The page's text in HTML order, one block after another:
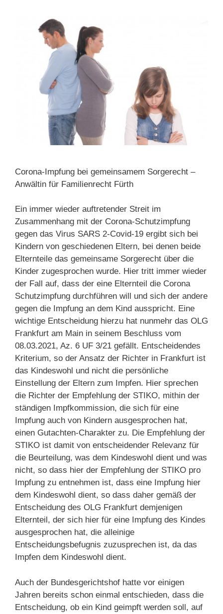
Corona-Impfung bei gemeinsamem Sorgerecht –
Anwältin für Familienrecht Fürth
Ein immer wieder auftretender Streit im
Zusammenhang mit der Corona-Schutzimpfung
gegen das Virus SARS 2-Covid-19 ergibt sich bei
Kindern von geschiedenen Eltern, bei denen beide
Elternteile das gemeinsame Sorgerecht über die
Kinder zugesprochen wurde. Hier tritt immer wieder
der Fall auf, dass der eine Elternteil die Corona
Schutzimpfung durchführen will und sich der andere
gegen die Impfung an dem Kind ausspricht. Eine
wichtige Entscheidung hierzu hat nunmehr das OLG
Frankfurt am Main in seinem Beschluss vom
08.03.2021, Az. 6 UF 3/21 gefällt. Entscheidendes
Kriterium, so der Ansatz der Richter in Frankfurt ist
das Kindeswohl und nicht die persönliche
Einstellung der Eltern zum Impfen. Hier sprechen
die Richter der Empfehlung der STIKO, mithin der
ständigen Impfkommission, die sich für eine
Impfung auch von Kindern ausgesprochen hat,
einen Gutachten-Charakter zu. Die Empfehlung der
STIKO ist damit von entscheidender Relevanz für
die Beurteilung, was dem Kindeswohl dient und was
nicht, so dass hier der Empfehlung der STIKO pro
Impfung zu entnehmen ist, dass eine Impfung hier
dem Kindeswohl dient, so dass daher gemäß der
Entscheidung des OLG Frankfurt demjenigen
Elternteil, der sich hier für eine Impfung des Kindes
ausgesprochen hat, die alleinige
Entscheidungsbefugnis zuzusprechen ist, da das
Impfen dem Kindeswohl dient.
Auch der Bundesgerichtshof hatte vor einigen
Jahren bereits schon einmal entschieden, dass die
Entscheidung, ob ein Kind geimpft werden soll, auf